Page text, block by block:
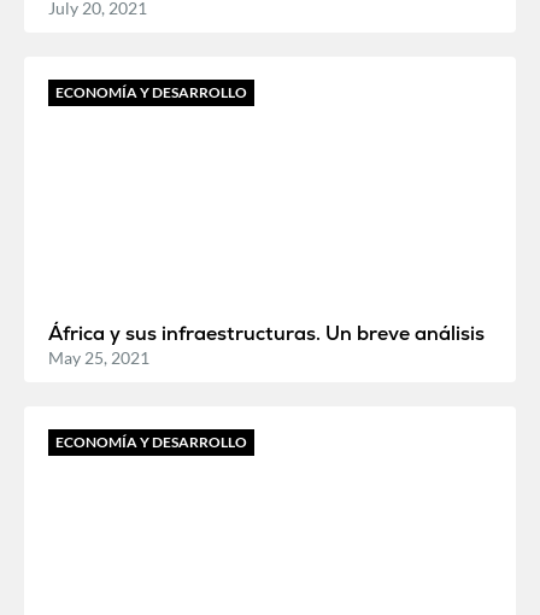
July 20, 2021
ECONOMÍA Y DESARROLLO
África y sus infraestructuras. Un breve análisis
May 25, 2021
ECONOMÍA Y DESARROLLO